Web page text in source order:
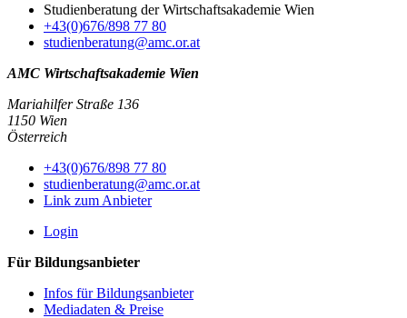
Studienberatung der Wirtschaftsakademie Wien
+43(0)676/898 77 80
studienberatung@amc.or.at
AMC Wirtschaftsakademie Wien
Mariahilfer Straße 136
1150 Wien
Österreich
+43(0)676/898 77 80
studienberatung@amc.or.at
Link zum Anbieter
Login
Für Bildungsanbieter
Infos für Bildungsanbieter
Mediadaten & Preise